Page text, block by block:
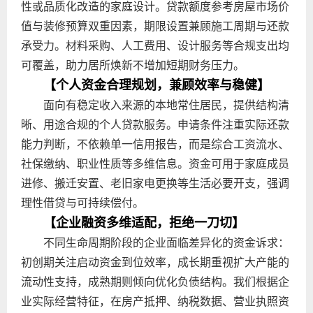
性或品质化改造的家庭设计。贷款额度参考房屋市场价
值与装修预算双重因素，期限设置兼顾施工周期与还款
承受力。材料采购、人工费用、设计服务等合规支出均
可覆盖，助力居所焕新不增加短期财务压力。
【个人资金合理规划，兼顾效率与稳健】
面向有稳定收入来源的本地常住居民，提供结构清
晰、用途合规的个人贷款服务。申请条件注重实际还款
能力判断，不依赖单一信用报告，而是综合工资流水、
社保缴纳、职业性质等多维信息。资金可用于家庭成员
进修、搬迁安置、老旧家电更换等生活必要开支，强调
理性借贷与可持续偿付。
【企业融资多维适配，拒绝一刀切】
不同生命周期阶段的企业面临差异化的资金诉求：
初创期关注启动资金到位效率，成长期重视扩大产能的
流动性支持，成熟期则倾向优化负债结构。我们根据企
业实际经营特征，在房产抵押、纳税数据、营业执照资